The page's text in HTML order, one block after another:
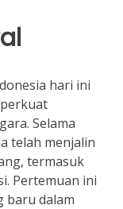
hari ini
Selama
telah menjalin
termasuk
Pertemuan ini
baru dalam